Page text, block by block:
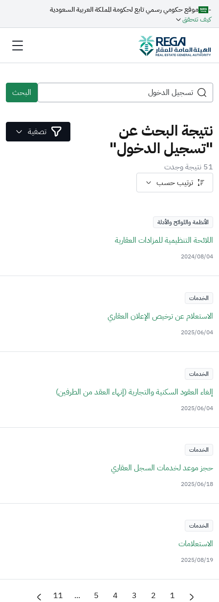
-
موقع حكومي رسمي تابع لحكومة المملكة العربية السعودية
كيف تتحقق
البحث
نتيجة البحث عن
"تسجيل الدخول"
51 نتيجة وجدت
تصفية
ترتيب حسب
الأنظمة واللوائح والأدلة
اللائحة التنظيمية للمزادات العقارية
2024/08/04
الخدمات
الاستعلام عن ترخيص الإعلان العقاري
2025/06/04
الخدمات
إلغاء العقود السكنية والتجارية (إنهاء العقد من الطرفين)
2025/06/04
الخدمات
حجز موعد لخدمات السجل العقاري
2025/06/18
الخدمات
الاستعلامات
2025/08/19
1
2
3
4
5
...
11